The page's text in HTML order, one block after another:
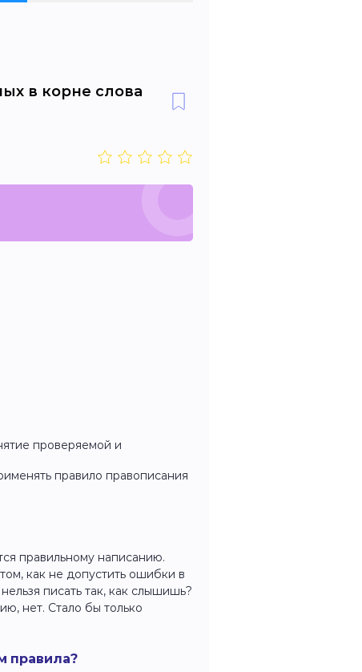
в корне слова
проверяемой и
правило правописания
правильному написанию.
как не допустить ошибки в
писать так, как слышишь?
нет. Стало бы только
правила?